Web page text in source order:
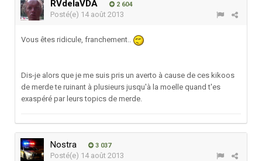
RVdelaVDA 2 604
Posté(e) 14 août 2013
Vous êtes ridicule, franchement..
Dis-je alors que je me suis pris un averto à cause de ces kikoos
de merde te ruinant à plusieurs jusqu'à la moelle quand t'es
exaspéré par leurs topics de merde.
Nostra 3 037
Posté(e) 14 août 2013